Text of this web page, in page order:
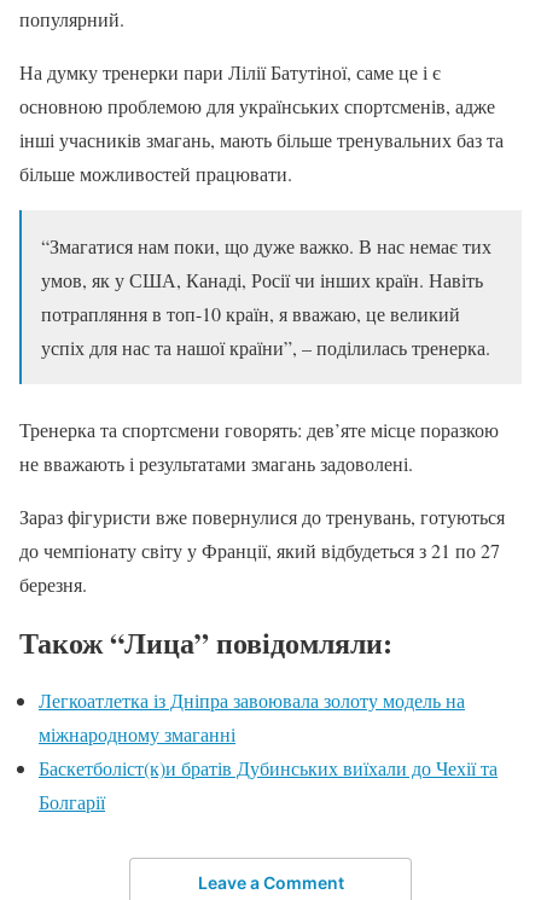
популярний.
На думку тренерки пари Лілії Батутіної, саме це і є
основною проблемою для українських спортсменів, адже
інші учасників змагань, мають більше тренувальних баз та
більше можливостей працювати.
“Змагатися нам поки, що дуже важко. В нас немає тих
умов, як у США, Канаді, Росії чи інших країн. Навіть
потрапляння в топ-10 країн, я вважаю, це великий
успіх для нас та нашої країни”, – поділилась тренерка.
Тренерка та спортсмени говорять: дев’яте місце поразкою
не вважають і результатами змагань задоволені.
Зараз фігуристи вже повернулися до тренувань, готуються
до чемпіонату світу у Франції, який відбудеться з 21 по 27
березня.
Також “Лица” повідомляли:
Легкоатлетка із Дніпра завоювала золоту модель на
міжнародному змаганні
Баскетболіст(к)и братів Дубинських виїхали до Чехії та
Болгарії
Leave a Comment